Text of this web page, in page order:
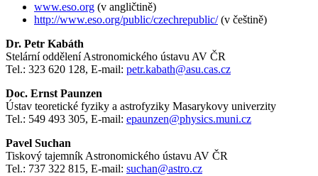
www.eso.org (v angličtině)
http://www.eso.org/public/czechrepublic/(v češtině)
Dr. Petr Kabáth
Stelární oddělení Astronomického ústavu AV ČR
Tel.: 323 620 128, E-mail: petr.kabath@asu.cas.cz
Doc. Ernst Paunzen
Ústav teoretické fyziky a astrofyziky Masarykovy univerzity
Tel.: 549 493 305, E-mail: epaunzen@physics.muni.cz
Pavel Suchan
Tiskový tajemník Astronomického ústavu AV ČR
Tel.: 737 322 815, E-mail: suchan@astro.cz